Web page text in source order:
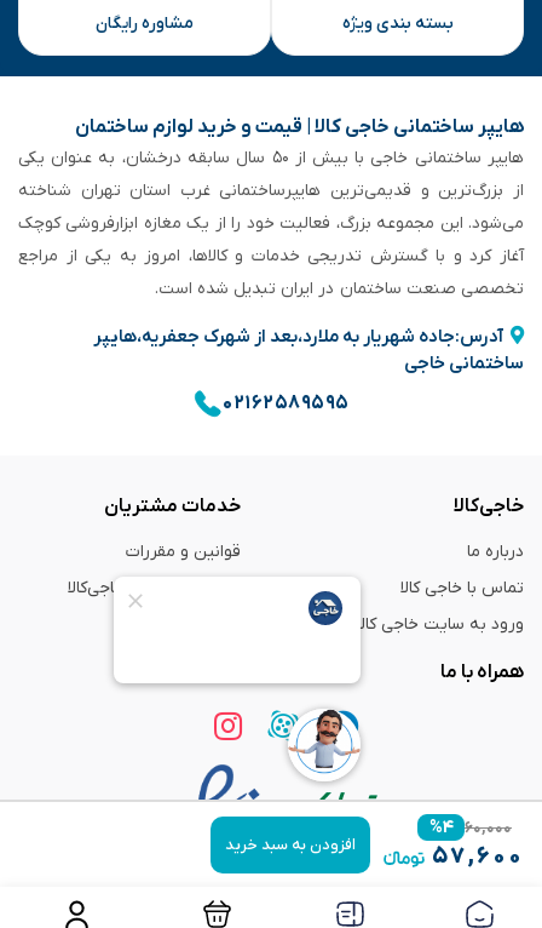
۶۰,۰۰۰ ۴%
۵۷,۶۰۰ افزودن به سبد خرید
بسته بندی ویژه مشاوره رایگان
هایپر ساختمانی خاجی‌ کالا | قیمت و خرید لوازم ساختمان
هایپر ساختمانی خاجی‌ با بیش از ۵۰ سال سابقه‌ درخشان، به عنوان یکی
از بزرگ‌ترین و قدیمی‌ترین هایپرساختمانی‌ غرب استان تهران شناخته
می‌شود. این مجموعه بزرگ، فعالیت خود را از یک مغازه ابزارفروشی کوچک
آغاز کرد و با گسترش تدریجی خدمات و کالاها، امروز به یکی از مراجع
تخصصی صنعت ساختمان در ایران تبدیل شده است.
آدرس:جاده شهریار به ملارد،بعد از شهرک جعفریه،هایپر
ساختمانی خاجی
۰۲۱۶۲۵۸۹۵۹۵
خاجی‌کالا
درباره ما
تماس با خاجی کالا
ورود به سایت خاجی‌ کالا
خدمات مشتریان
قوانین و مقررات
راهنمای خرید از خاجی‌کالا
همراه با ما
استفاده از مطالب فروشگاه اینترنتی خاجی‌ کالا فقط برای مقاصد غیر تجاری و با ذکر